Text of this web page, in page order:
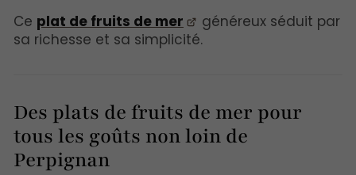
Ce plat de fruits de mer
généreux séduit par
sa richesse et sa simplicité.
Des plats de fruits de mer pour
tous les goûts non loin de
Perpignan